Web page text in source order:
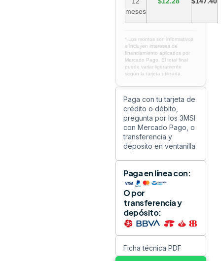
meses
* Los montos son informativos
e incluyen intereses de
financiamiento aplicados por
Mercado Pago. El total final
puede variar ligeramente
según la tarjeta utilizada.
Paga con tu tarjeta de
crédito o débito,
pregunta por los 3MSI
con Mercado Pago, o
transferencia y
deposito en ventanilla
Paga en línea con:
O por
transferencia y
depósito:
Ficha técnica PDF